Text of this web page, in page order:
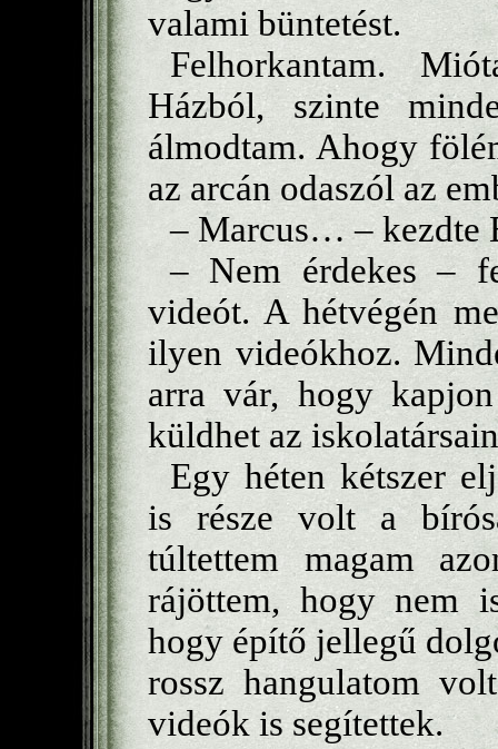
valami büntetést.
Felhorkantam.
Házból, szinte
álmodtam. Ahogy
az arcán odaszól az
– Marcus… – kezdte
– Nem érdekes –
videót. A hétvégén
ilyen videókhoz.
arra vár, hogy
küldhet az
Egy héten kétszer
is része volt a
túltettem magam
rájöttem, hogy nem
hogy építő jellegű
rossz hangulatom
videók is segítettek.